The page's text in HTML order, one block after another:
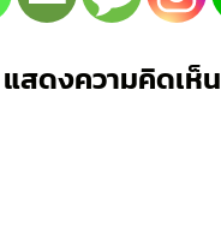
แสดงความคิดเห็น